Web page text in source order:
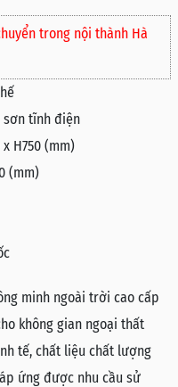
trong nội thành Hà
sơn tĩnh điện
H750 (mm)
(mm)
minh ngoài trời cao cấp
không gian ngoại thất
tế, chất liệu chất lượng
ứng được nhu cầu sử